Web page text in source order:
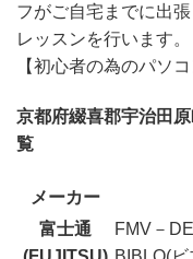
フがご自宅までに出
レッスンを行います。
【初心者の為のパソ
京都府綴喜郡宇治田
覧
メーカー
富士通
FMV－